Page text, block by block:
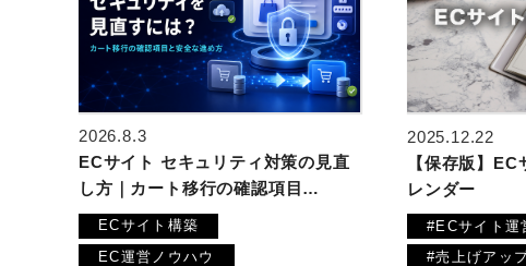
2026.8.3
ECサイト セキュリティ対策の見直
し方｜カート移行の確認項目…
ECサイト構築
EC運営ノウハウ
2025.12.22
【保存版】
レンダー
#ECサイト運
#売上げアッ